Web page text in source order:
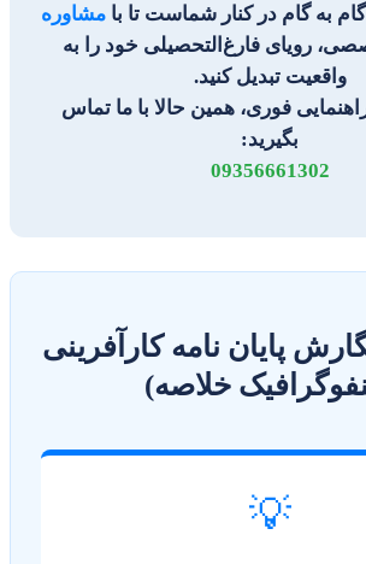
گام در کنار شماست تا با مشاوره
فارغ‌التحصیلی خود را به
تبدیل کنید.
فوری، همین حالا با ما تماس
بگیرید:
09356661302
پایان نامه کارآفرینی
خلاصه)
💡